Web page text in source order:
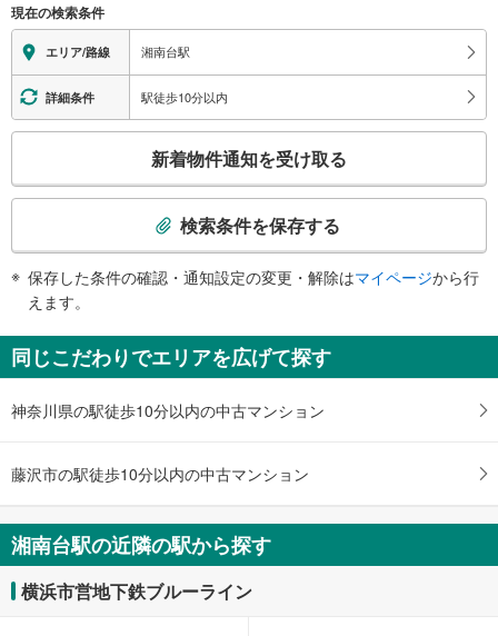
湘南台１・７丁目、東口広場、湘南台中学校、湘南台公園、藤沢市総合市民図
書館
東口Ｇ
湘南台１・５・６・７丁目、東大通り、湘南台公園、藤沢市湘南台文化センタ
ー、こども館、市民シアター、市民センター、公民館、湘南台子育て支援セン
ター
湘南台１・７丁目、東大通り、藤沢市総合市民図書館、湘南台中学校、湘南台
公園、藤沢工科高等学校
湘南台２・３・４丁目、西大通り、藤沢市北消防署、藤沢市まちづくり協会ビ
ル、湘南台高校
西口Ｂ
西口Ｃ
湘南台２・３・４丁目、西口広場、藤沢北警察署、藤沢北消防署、藤沢市まち
西口Ｄ
【小田急電鉄】：○
【相模鉄道】：○
【横浜市交通局】：○
エレベータ
【小田急電鉄】
・各ホーム⇔改札
【横浜市交通局】
【小田急電鉄】【相模鉄道】【横浜市交通局】
・改札⇔西口１Ｆ
エスカレータ
【小田急電鉄】
・各ホーム⇔改札
【相模鉄道】
【横浜市交通局】
・改札⇔西口１Ｆ
トイレ
【小田急電鉄】
・改札内
現在の検索条件
エリア/路線 湘南台駅
詳細条件 駅徒歩10分以内
検
知
を
け
・
件
を
マ
イ
新着物件通知を受け取る
検索条件を保存する
保存した条件の確認・通知設定の変更・解除はマイページから行
えます。
同じこだわりでエリアを広げて探す
神奈川県の駅徒歩10分以内の中古マンション
藤沢市の駅徒歩10分以内の中古マンション
湘南台駅の近隣の駅から探す
横浜市営地下鉄ブルーライン